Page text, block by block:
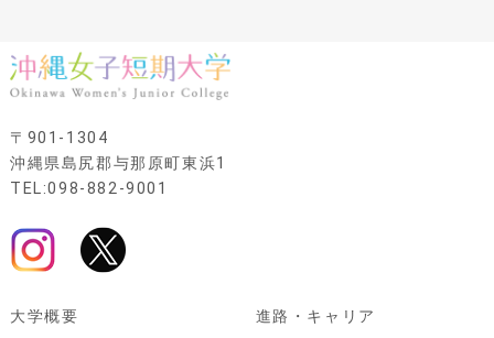
〒901-1304
沖縄県島尻郡与那原町東浜1
TEL:098-882-9001
大学概要 進路・キャリア